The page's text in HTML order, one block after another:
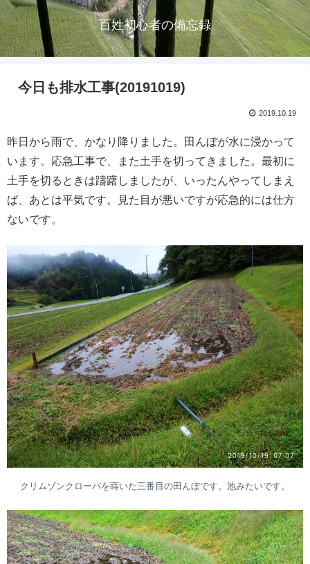
百姓初心者の備忘録
今日も排水工事(20191019)
2019.10.19
昨日から雨で、かなり降りました。田んぼが水に浸かって
います。応急工事で、また土手を切ってきました。最初に
土手を切るときは躊躇しましたが、いったんやってしまえ
ば、あとは平気です。見た目が悪いですが応急的には仕方
ないです。
クリムゾンクローバを蒔いた三番目の田んぼです。池みたいです。